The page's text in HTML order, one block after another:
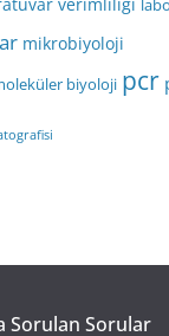
mikrobiyoloji
biyoloji pcr
Sorulan Sorular